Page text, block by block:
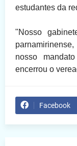
estudantes da
"Nosso
nosso
encerrou o
Facebook